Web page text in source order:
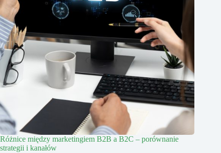
Różnice między marketingiem B2B a B2C – porównanie
strategii i kanałów